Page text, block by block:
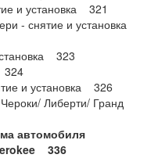
и установка 321
- снятие и установка
323
324
и установка 326
Либерти/ Гранд
автомобиля
336